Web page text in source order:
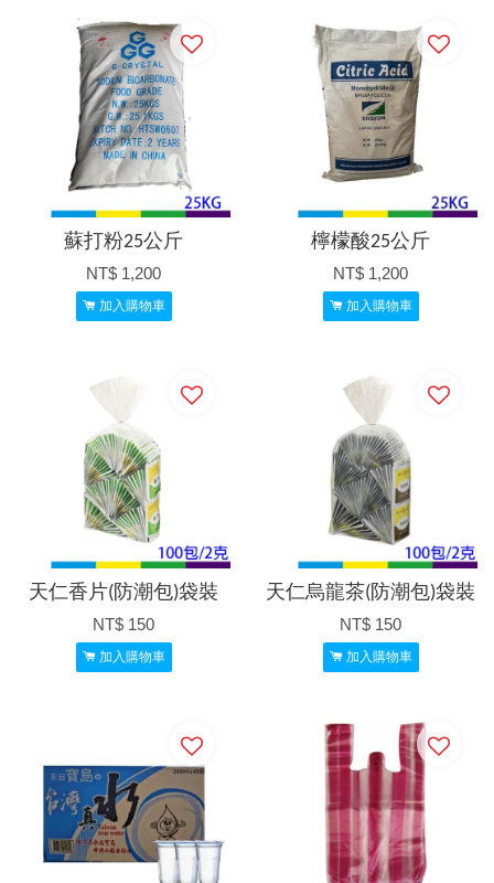
蘇打粉25公斤
NT$ 1,200
加入購物車
檸檬酸25公斤
NT$ 1,200
加入購物車
天仁香片(防潮包)袋裝
NT$ 150
加入購物車
天仁烏龍茶(防潮包)袋裝
NT$ 150
加入購物車